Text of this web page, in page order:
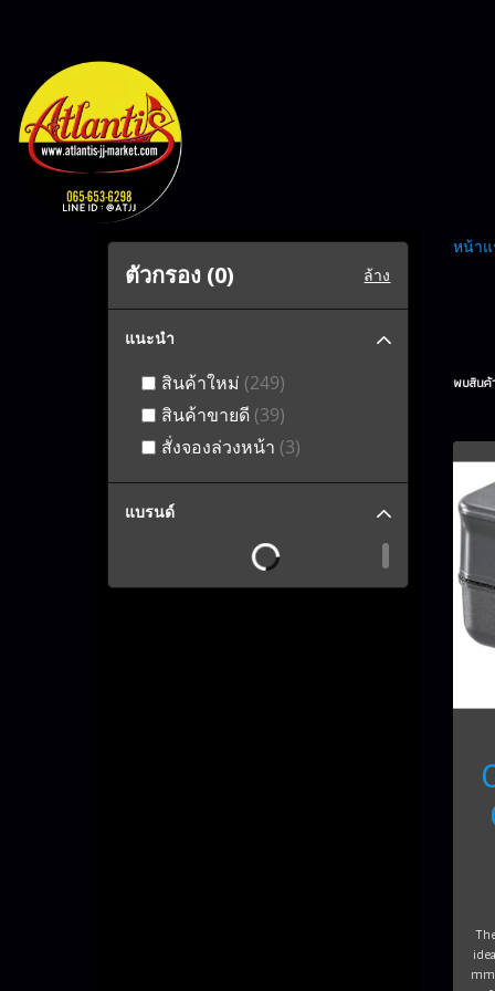
หน้าแ
พบสิน
ตัวกรอง (0) ล้าง
แนะนำ
สินค้าใหม่ (249)
สินค้าขายดี (39)
สั่งจองล่วงหน้า (3)
แบรนด์